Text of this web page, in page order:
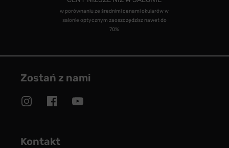
w porównaniu ze średnimi cenami okularów w
salonie optycznym zaoszczędzisz nawet do
70%
Zostań z nami
Kontakt